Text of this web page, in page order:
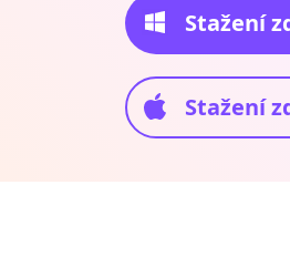
Stažení
Stažení